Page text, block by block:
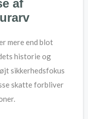
af
mere end blot
historie og
sikkerhedsfokus
skatte forbliver